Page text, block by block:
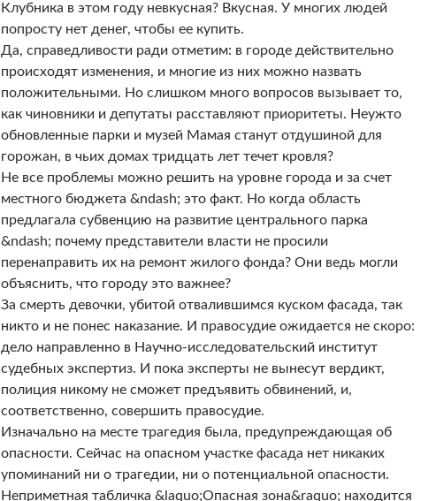
Клубника в этом году невкусная? Вкусная. У многих людей
попросту нет денег, чтобы ее купить.
Да, справедливости ради отметим: в городе действительно
происходят изменения, и многие из них можно назвать
положительными. Но слишком много вопросов вызывает то,
как чиновники и депутаты расставляют приоритеты. Неужто
обновленные парки и музей Мамая станут отдушиной для
горожан, в чьих домах тридцать лет течет кровля?
Не все проблемы можно решить на уровне города и за счет
местного бюджета &ndash; это факт. Но когда область
предлагала субвенцию на развитие центрального парка
&ndash; почему представители власти не просили
перенаправить их на ремонт жилого фонда? Они ведь могли
объяснить, что городу это важнее?
За смерть девочки, убитой отвалившимся куском фасада, так
никто и не понес наказание. И правосудие ожидается не скоро:
дело направленно в Научно-исследовательский институт
судебных экспертиз. И пока эксперты не вынесут вердикт,
полиция никому не сможет предъявить обвинений, и,
соответственно, совершить правосудие.
Изначально на месте трагедия была, предупреждающая об
опасности. Сейчас на опасном участке фасада нет никаких
упоминаний ни о трагедии, ни о потенциальной опасности.
Неприметная табличка &laquo;Опасная зона&raquo; находится